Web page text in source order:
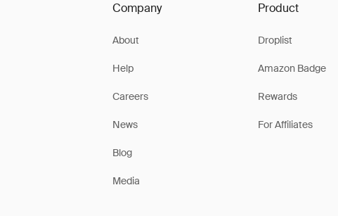
Company
About
Help
Careers
News
Blog
Media
Product
Droplist
Amazon Badge
Rewards
For Affiliates